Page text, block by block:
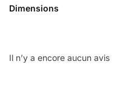
Dimensions
Il n’y a encore aucun avis